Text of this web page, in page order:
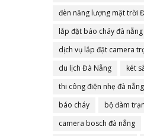
đèn năng lượng mặt trời
lắp đặt báo cháy đà nẵng
dịch vụ lắp đặt camera
du lịch Đà Nẵng
két
thi công điện nhẹ đà nẵng
báo cháy
bộ đàm
camera bosch đà nẵng